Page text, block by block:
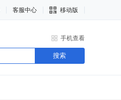
客服中心 移动版
手机查看
搜索